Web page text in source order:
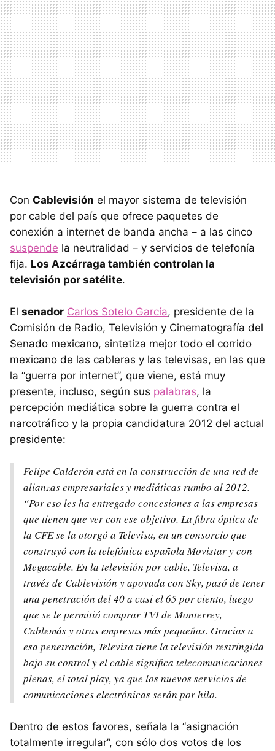
Con Cablevisión el mayor sistema de televisión
por cable del país que ofrece paquetes de
conexión a internet de banda ancha – a las cinco
suspende la neutralidad – y servicios de telefonía
fija. Los Azcárraga también controlan la
televisión por satélite.
El senador Carlos Sotelo García, presidente de la
Comisión de Radio, Televisión y Cinematografía del
Senado mexicano, sintetiza mejor todo el corrido
mexicano de las cableras y las televisas, en las que
la “guerra por internet”, que viene, está muy
presente, incluso, según sus palabras, la
percepción mediática sobre la guerra contra el
narcotráfico y la propia candidatura 2012 del actual
presidente:
Felipe Calderón está en la construcción de una red de
alianzas empresariales y mediáticas rumbo al 2012.
“Por eso les ha entregado concesiones a las empresas
que tienen que ver con ese objetivo. La fibra óptica de
la CFEse la otorgó a Televisa, en un consorcio que
construyó con la telefónica española Movistar y con
Megacable. En la televisión por cable, Televisa, a
través de Cablevisión y apoyada con Sky, pasó de tener
una penetración del 40 a casi el 65 por ciento, luego
que se le permitió comprar TVIde Monterrey,
Cablemás y otras empresas más pequeñas. Gracias a
esa penetración, Televisa tiene la televisión restringida
bajo su control y el cable significa telecomunicaciones
plenas, el total play, ya que los nuevos servicios de
comunicaciones electrónicas serán por hilo.
Dentro de estos favores, señala la “asignación
totalmente irregular”, con sólo dos votos de los